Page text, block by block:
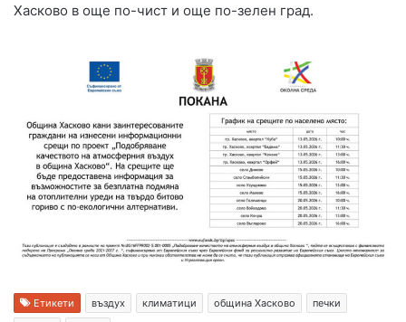
Хасково в още по-чист и още по-зелен град.
Етикети въздух климатици община Хасково
печки